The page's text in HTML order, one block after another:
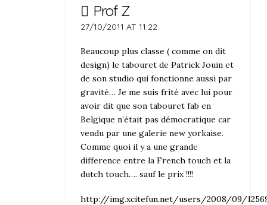
Prof Z
27/10/2011 AT 11:22
Beaucoup plus classe ( comme on dit
design) le tabouret de Patrick Jouin et
de son studio qui fonctionne aussi par
gravité… Je me suis frité avec lui pour
avoir dit que son tabouret fab en
Belgique n’était pas démocratique car
vendu par une galerie new yorkaise.
Comme quoi il y a une grande
difference entre la French touch et la
dutch touch…. sauf le prix !!!!
http://img.xcitefun.net/users/2008/09/